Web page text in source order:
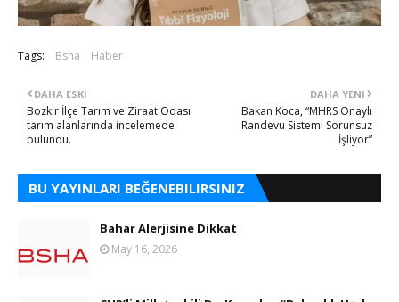
Tags: Bsha Haber
DAHA YENI
Bakan Koca, “MHRS Onaylı
Randevu Sistemi Sorunsuz
İşliyor”
DAHA ESKI
Bozkır İlçe Tarım ve Ziraat Odası
tarım alanlarında incelemede
bulundu.
BU YAYINLARI BEĞENEBILIRSINIZ
Bahar Alerjisine Dikkat
May 16, 2026